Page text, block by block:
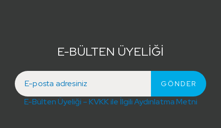
E-BÜLTEN ÜYELİĞİ
E-Bülten Üyeliği – KVKK ile İlgili Aydınlatma Metni